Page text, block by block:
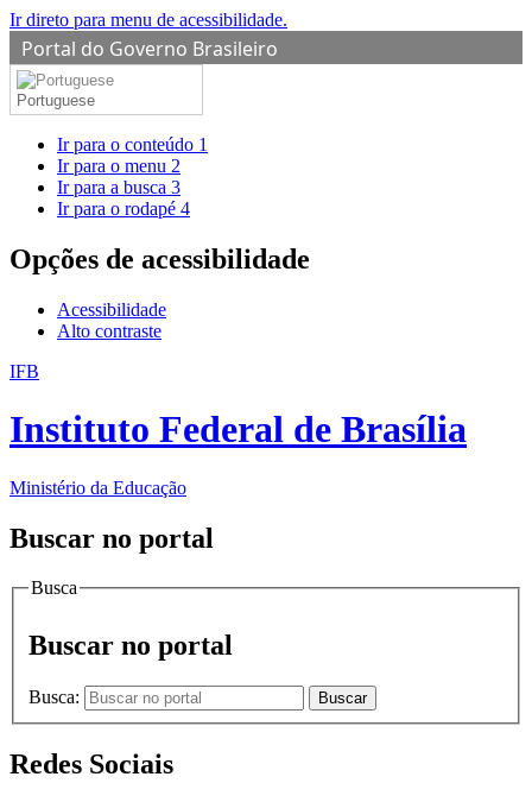
Ir direto para menu de acessibilidade.
Portal do Governo Brasileiro
Portuguese
Ir para o conteúdo 1
Ir para o menu 2
Ir para a busca 3
Ir para o rodapé 4
Opções de acessibilidade
Acessibilidade
Alto contraste
IFB
Instituto Federal de Brasília
Ministério da Educação
Buscar no portal
Busca
Buscar no portal
Busca: Buscar
Redes Sociais